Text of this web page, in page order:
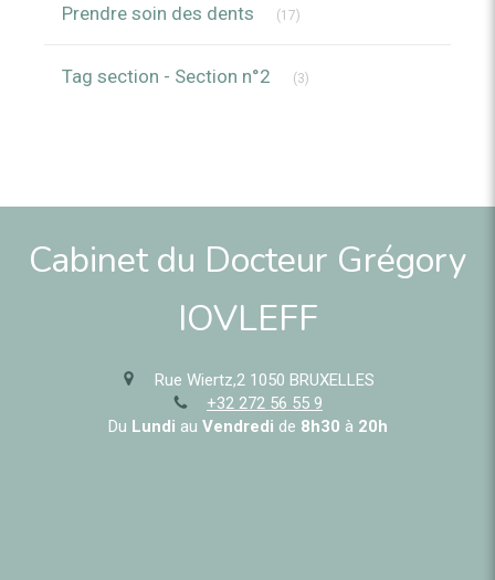
Prendre soin des dents (17)
Tag section - Section n°2 (3)
Cabinet du Docteur Grégory
IOVLEFF
Rue Wiertz,2 1050 BRUXELLES
+32 272 56 55 9
Du Lundi au Vendredi de 8h30 à 20h